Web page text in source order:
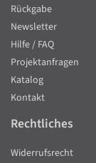
Rückgabe
Newsletter
Hilfe / FAQ
Projektanfragen
Katalog
Kontakt
Rechtliches
Widerrufsrecht